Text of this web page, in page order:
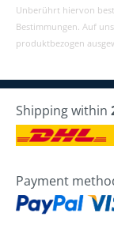
Unberührt hiervon
Bestimmungen. Auf
produktbezogen
Shipping within
Payment